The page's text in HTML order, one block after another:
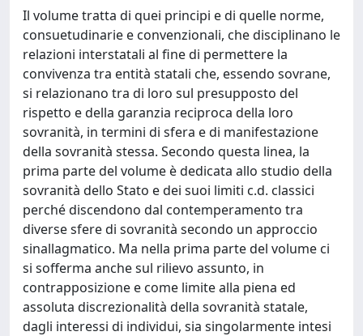
Il volume tratta di quei principi e di quelle norme,
consuetudinarie e convenzionali, che disciplinano le
relazioni interstatali al fine di permettere la
convivenza tra entità statali che, essendo sovrane,
si relazionano tra di loro sul presupposto del
rispetto e della garanzia reciproca della loro
sovranità, in termini di sfera e di manifestazione
della sovranità stessa. Secondo questa linea, la
prima parte del volume è dedicata allo studio della
sovranità dello Stato e dei suoi limiti c.d. classici
perché discendono dal contemperamento tra
diverse sfere di sovranità secondo un approccio
sinallagmatico. Ma nella prima parte del volume ci
si sofferma anche sul rilievo assunto, in
contrapposizione e come limite alla piena ed
assoluta discrezionalità della sovranità statale,
dagli interessi di individui, sia singolarmente intesi